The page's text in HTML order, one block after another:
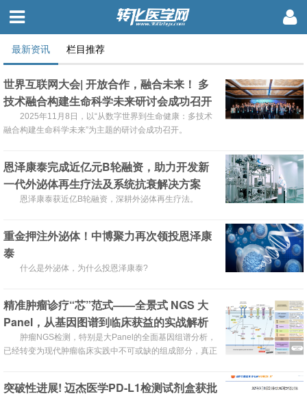
最新资讯 栏目推荐
世界互联网大会| 开放合作，融合未来！ 多
技术融合构建生命科学未来研讨会成功召开
2025年11月8日，以“从数字世界到生命健康：多技术
融合构建生命科学未来”为主题的研讨会成功召开。
恩泽康泰完成近亿元B轮融资，助力开发新
一代外泌体再生疗法及系统抗衰解决方案
恩泽康泰获近亿B轮融资，深耕外泌体再生疗法。
重金押注外泌体！中博聚力再次领投恩泽康
泰
什么是外泌体，为什么投恩泽康泰?
精准肿瘤诊疗“芯”范式——全景式 NGS 大
Panel，从基因图谱到临床获益的实战解析
肿瘤NGS检测，特别是大Panel的全面基因组谱分析，
已经转变为现代肿瘤临床实践中不可或缺的组成部分，真正
突破性进展! 迈杰医学PD-L1检测试剂盒获批